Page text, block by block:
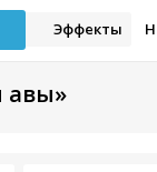
Эффекты
авы»